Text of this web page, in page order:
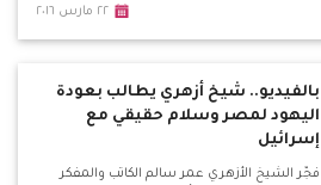
علي ذلك بأن الوحدة بين المصريين والشام دائما
الثقافي وحتى الطائفي واحد.
٢٢ مارس ٢٠١٦
بالفيديو.. شيخ أزهري يطالب بعودة
اليهود لمصر وسلام حقيقي مع
إسرائيل
فجّر الشيخ الأزهري عمر سالم الكاتب والمفكر